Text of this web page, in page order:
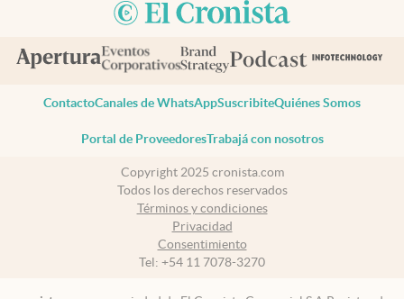
ContactoCanales de WhatsAppSuscribiteQuiénes Somos
Portal de ProveedoresTrabajá con nosotros
Copyright 2025 cronista.com
Todos los derechos reservados
Términos y condiciones
Privacidad
Consentimiento
Tel: +54 11 7078-3270